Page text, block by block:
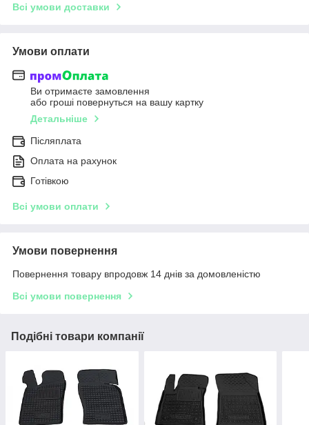
Всі умови доставки
Умови оплати
Ви отримаєте замовлення
або гроші повернуться на вашу картку
Детальніше
Післяплата
Оплата на рахунок
Готівкою
Всі умови оплати
Умови повернення
Повернення товару впродовж 14 днів за домовленістю
Всі умови повернення
Подібні товари компанії